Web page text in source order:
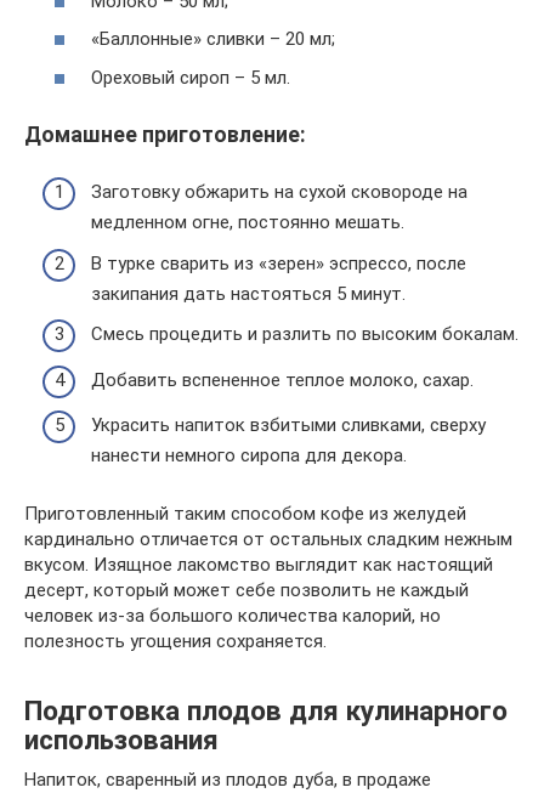
«Баллонные» сливки – 20 мл;
Ореховый сироп – 5 мл.
Домашнее приготовление:
Заготовку обжарить на сухой сковороде на
медленном огне, постоянно мешать.
В турке сварить из «зерен» эспрессо, после
закипания дать настояться 5 минут.
Смесь процедить и разлить по высоким бокалам.
Добавить вспененное теплое молоко, сахар.
Украсить напиток взбитыми сливками, сверху
нанести немного сиропа для декора.
Приготовленный таким способом кофе из желудей
кардинально отличается от остальных сладким нежным
вкусом. Изящное лакомство выглядит как настоящий
десерт, который может себе позволить не каждый
человек из-за большого количества калорий, но
полезность угощения сохраняется.
Подготовка плодов для кулинарного
использования
Напиток, сваренный из плодов дуба, в продаже